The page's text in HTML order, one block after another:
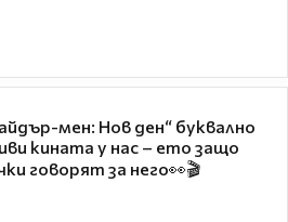
мен: Нов ден“ буквално
кината у нас – ето защо
говорят за него👀🎬